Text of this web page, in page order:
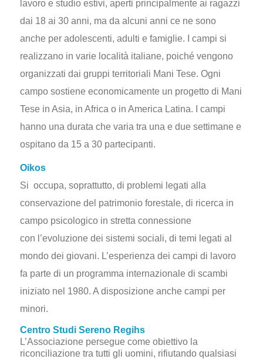
lavoro e studio estivi, aperti principalmente ai ragazzi
dai 18 ai 30 anni, ma da alcuni anni ce ne sono
anche per adolescenti, adulti e famiglie. I campi si
realizzano in varie località italiane, poiché vengono
organizzati dai gruppi territoriali Mani Tese. Ogni
campo sostiene economicamente un progetto di Mani
Tese in Asia, in Africa o in America Latina. I campi
hanno una durata che varia tra una e due settimane e
ospitano da 15 a 30 partecipanti.
Oikos
Si occupa, soprattutto, di problemi legati alla
conservazione del patrimonio forestale, di ricerca in
campo psicologico in stretta connessione
con l’evoluzione dei sistemi sociali, di temi legati al
mondo dei giovani. L’esperienza dei campi di lavoro
fa parte di un programma internazionale di scambi
iniziato nel 1980. A disposizione anche campi per
minori.
Centro Studi Sereno Regihs
L’Associazione persegue come obiettivo la
riconciliazione tra tutti gli uomini, rifiutando qualsiasi